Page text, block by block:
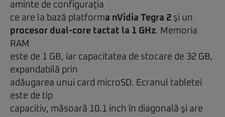
aminte de configuraţia
ce are la bază platforma nVidia Tegra 2 şi un
procesor dual-core tactat la 1 GHz. Memoria
RAM
este de 1 GB, iar capacitatea de stocare de 32 GB,
expandabilă prin
adăugarea unui card microSD. Ecranul tabletei
este de tip
capacitiv, măsoară 10.1 inch în diagonală şi are